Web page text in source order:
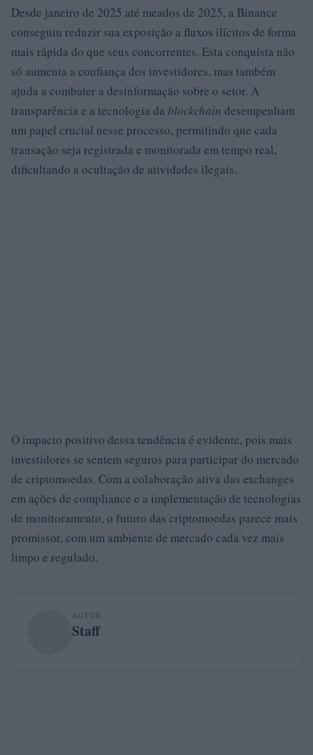
Desde janeiro de 2025 até meados de 2025, a Binance
conseguiu reduzir sua exposição a fluxos ilícitos de forma
mais rápida do que seus concorrentes. Esta conquista não
só aumenta a confiança dos investidores, mas também
ajuda a combater a desinformação sobre o setor. A
transparência e a tecnologia da blockchain desempenham
um papel crucial nesse processo, permitindo que cada
transação seja registrada e monitorada em tempo real,
dificultando a ocultação de atividades ilegais.
O impacto positivo dessa tendência é evidente, pois mais
investidores se sentem seguros para participar do mercado
de criptomoedas. Com a colaboração ativa das exchanges
em ações de compliance e a implementação de tecnologias
de monitoramento, o futuro das criptomoedas parece mais
promissor, com um ambiente de mercado cada vez mais
limpo e regulado.
AUTOR
Staff